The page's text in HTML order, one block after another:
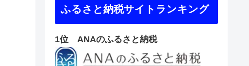
ふるさと納税サイトランキング
1位 ANAのふるさと納税